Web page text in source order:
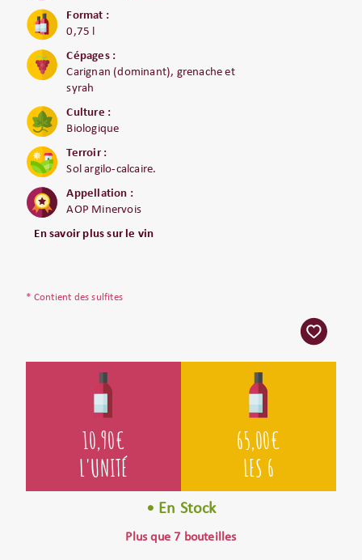
Format :
0,75 l
Cépages :
Carignan (dominant), grenache et
syrah
Culture :
Biologique
Terroir :
Sol argilo-calcaire.
Appellation :
AOP Minervois
En savoir plus sur le vin
* Contient des sulfites
10,90€
L'UNITÉ
65,00€
LES 6
• En Stock
Plus que 7 bouteilles